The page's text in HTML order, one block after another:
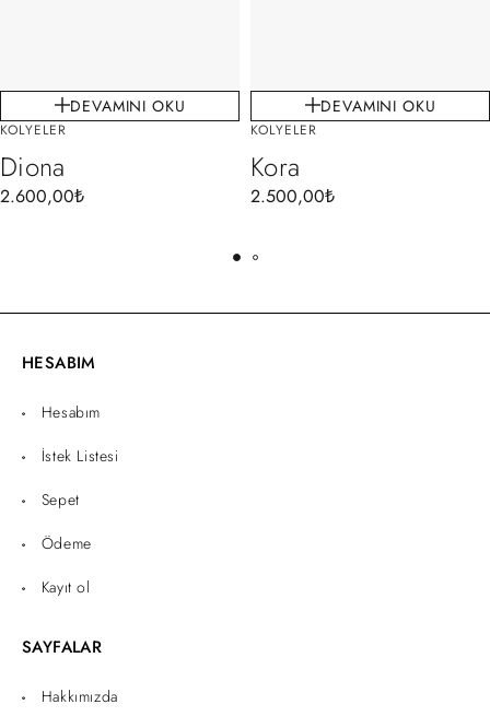
DEVAMINI OKU
KOLYELER
Diona
2.600,00₺
DEVAMINI OKU
KOLYELER
Kora
2.500,00₺
HESABIM
Hesabım
İstek Listesi
Sepet
Ödeme
Kayıt ol
SAYFALAR
Hakkımızda